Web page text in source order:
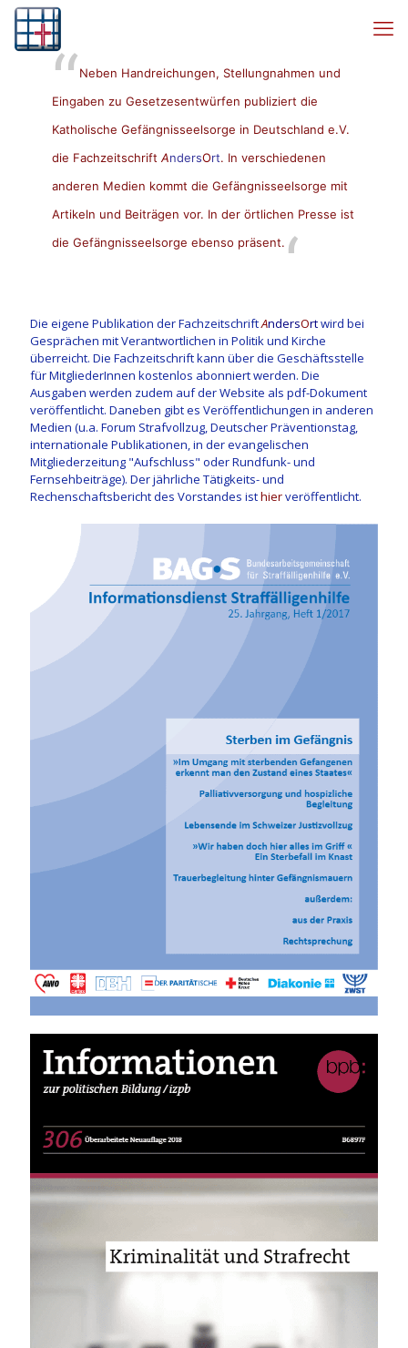
Neben Handreichungen, Stellungnahmen und
Eingaben zu Gesetzesentwürfen publiziert die
Katholische Gefängnisseelsorge in Deutschland e.V.
die Fachzeitschrift AndersOrt. In verschiedenen
anderen Medien kommt die Gefängnisseelsorge mit
Artikeln und Beiträgen vor. In der örtlichen Presse ist
die Gefängnisseelsorge ebenso präsent.
Die eigene Publikation der FachzeitschriftAndersOrtwird bei
Gesprächen mit Verantwortlichen in Politik und Kirche
überreicht. Die Fachzeitschrift kann über die Geschäftsstelle
für MitgliederInnen kostenlos abonniert werden. Die
Ausgaben werden zudem auf der Website als pdf-Dokument
veröffentlicht. Daneben gibt es Veröffentlichungen in anderen
Medien (u.a. Forum Strafvollzug, Deutscher Präventionstag,
internationale Publikationen, in der evangelischen
Mitgliederzeitung "Aufschluss" oder Rundfunk- und
Fernsehbeiträge). Der jährliche Tätigkeits- und
Rechenschaftsbericht des Vorstandes isthierveröffentlicht.